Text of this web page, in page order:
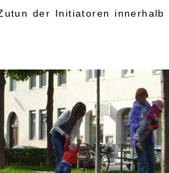
der Initiatoren innerhalb